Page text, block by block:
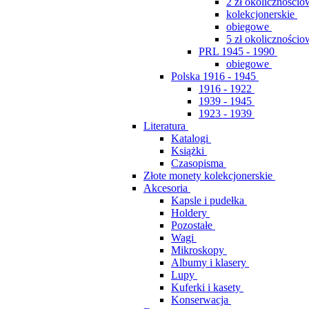
kolekcjonerskie
obiegowe
5 zł
PRL 1945 - 1990
obiegowe
Polska 1916 - 1945
1916 - 1922
1939 - 1945
1923 - 1939
Literatura
Katalogi
Książki
Czasopisma
Złote monety kolekcjonerskie
Akcesoria
Kapsle i pudełka
Holdery
Pozostałe
Wagi
Mikroskopy
Albumy i klasery
Lupy
Kuferki i kasety
Konserwacja